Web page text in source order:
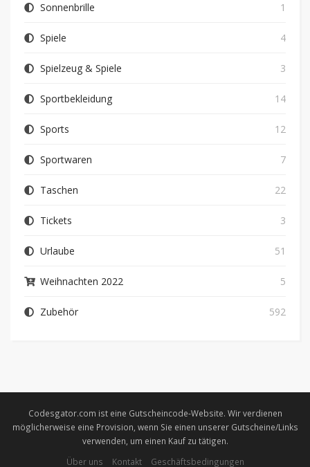
Sonnenbrille 1
Spiele 4
Spielzeug & Spiele 3
Sportbekleidung 14
Sports 12
Sportwaren 7
Taschen 22
Tickets 3
Urlaube 51
Weihnachten 2022 5
Zubehör 592
Codesgator.com ist eine Gutscheincode-Website. Wir verdienen
möglicherweise eine Provision, wenn Sie einen unserer Gutscheine/Links
verwenden, um einen Kauf zu tätigen.
Über uns
Kontakt Geschäftsbedingungen